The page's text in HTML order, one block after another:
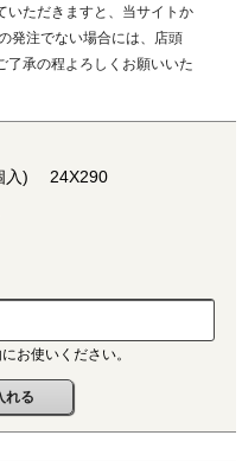
ェハキャリア、LCD製造
はVictrex plcの日本に
〇燃焼性UL94 V-2
です。比重が0.9と汎用
薬品性、耐加水分解
広いプラスチックとし
ックです。バランスの
耐疲労性で、耐クリー
ていることから、金属
いただきますと、当サイトか
発注でない場合には、店頭
了承の程よろしくお願いいた
入) 24X290
お使いください。